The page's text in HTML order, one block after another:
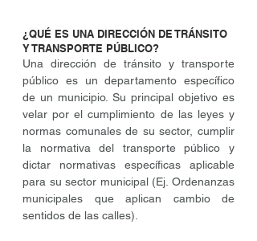
¿QUÉ ES UNA DIRECCIÓN DE TRÁNSITO
Y TRANSPORTE PÚBLICO?
Una dirección de tránsito y transporte
público es un departamento específico
de un municipio. Su principal objetivo es
velar por el cumplimiento de las leyes y
normas comunales de su sector, cumplir
la normativa del transporte público y
dictar normativas específicas aplicable
para su sector municipal (Ej. Ordenanzas
municipales que aplican cambio de
sentidos de las calles).